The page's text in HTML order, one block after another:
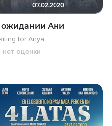
07.02.2020
ожидании Ани
for Anya
нет оценки